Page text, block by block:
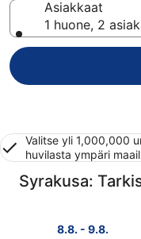
Asiakkaat
1 huone, 2
Valitse yli 1,000,000
huvilasta ympäri
Syrakusa:
8.8. - 9.8.